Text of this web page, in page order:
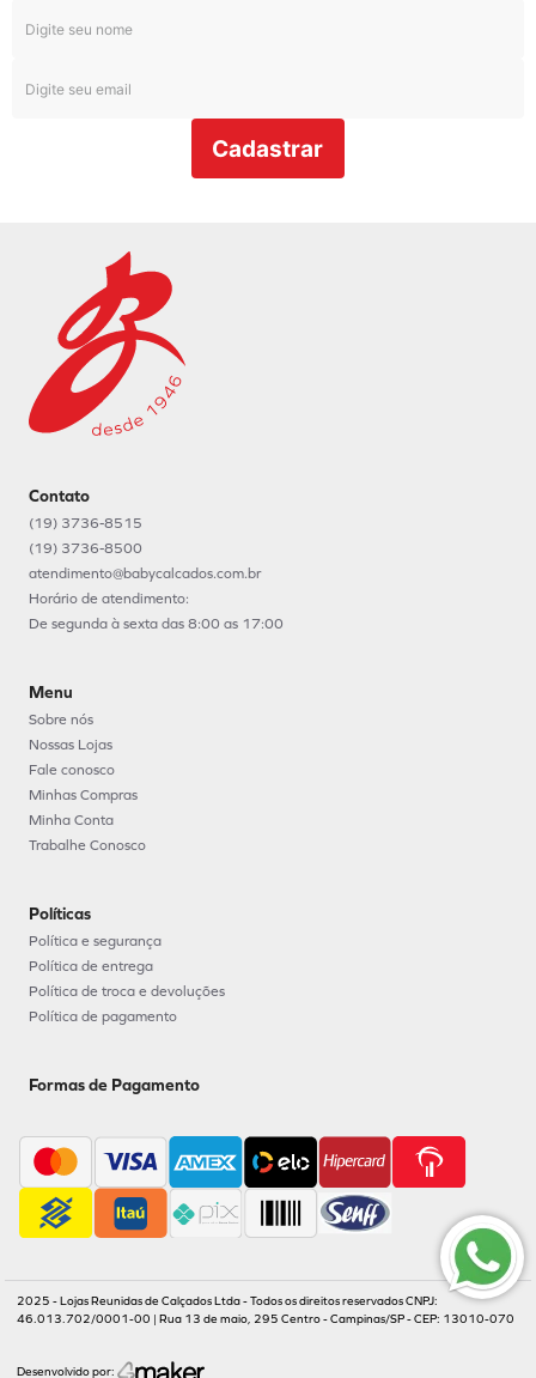
Cadastrar
Contato
(19) 3736-8515
(19) 3736-8500
atendimento@babycalcados.com.br
Horário de atendimento:
De segunda à sexta das 8:00 as 17:00
Menu
Sobre nós
Nossas Lojas
Fale conosco
Minhas Compras
Minha Conta
Trabalhe Conosco
Políticas
Política e segurança
Política de entrega
Política de troca e devoluções
Política de pagamento
Formas de Pagamento
2025 - Lojas Reunidas de Calçados Ltda - Todos os direitos reservados CNPJ:
46.013.702/0001-00 | Rua 13 de maio, 295 Centro - Campinas/SP - CEP: 13010-070
Desenvolvido por: